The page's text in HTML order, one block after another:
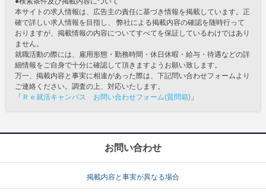
本サイトの求人情報は、広告主の責任に基づき情報を掲載しています。正
確で詳しい求人情報を目指し、 弊社による掲載内容の確認を随時行って
おりますが、掲載情報の内容についてすべてを保証しているわけではあり
ません。
就職活動の際には、雇用形態・勤務時間・休日休暇・給与・待遇などの詳
細情報をご自身で十分に確認して頂きますようお願い致します。
万一、掲載内容と事実に相違があった際は、下記問い合わせフォームより
ご連絡ください。調査の上、対応いたします。
「 Ｒｅ就活キャンパス お問い合わせフォーム(質問箱) 」
お問い合わせ
掲載内容と事実が異なる場合